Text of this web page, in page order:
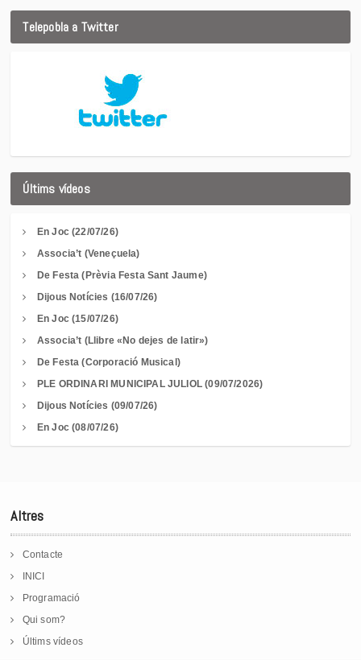
Telepobla a Twitter
Últims vídeos
En Joc (22/07/26)
Associa’t (Veneçuela)
De Festa (Prèvia Festa Sant Jaume)
Dijous Notícies (16/07/26)
En Joc (15/07/26)
Associa’t (Llibre «No dejes de latir»)
De Festa (Corporació Musical)
PLE ORDINARI MUNICIPAL JULIOL (09/07/2026)
Dijous Notícies (09/07/26)
En Joc (08/07/26)
Altres
Contacte
INICI
Programació
Qui som?
Últims vídeos